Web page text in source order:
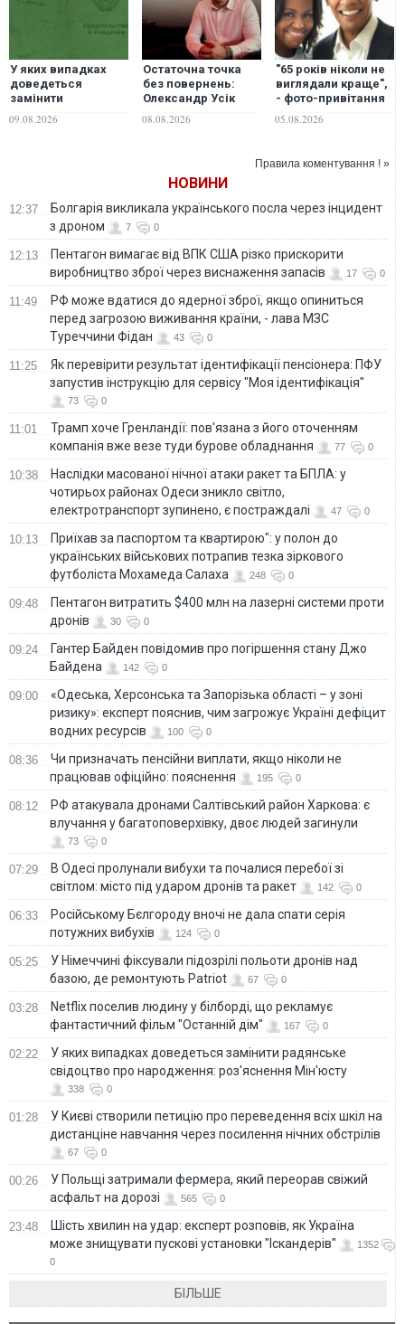
У яких випадках
доведеться
замінити
радянське
свідоцтво про
09.08.2026
Остаточна точка
без повернень:
Олександр Усік
анонсував свій
прощальний
08.08.2026
"65 років ніколи не
виглядали краще",
- фото-привітання
Мішель Обами до
дня народження
США зібрало майже
мільйон лайків
05.08.2026
Правила коментування ! »
НОВИНИ
12:37
Болгарія викликала українського посла через інцидент
з дроном
7 0
12:13
Пентагон вимагає від ВПК США різко прискорити
виробництво зброї через виснаження запасів
17 0
11:49
РФ може вдатися до ядерної зброї, якщо опиниться
перед загрозою виживання країни, - лава МЗС
Туреччини Фідан
43 0
11:25
Як перевірити результат ідентифікації пенсіонера: ПФУ
запустив інструкцію для сервісу "Моя ідентифікація"
73 0
11:01
Трамп хоче Гренландії: пов'язана з його оточенням
компанія вже везе туди бурове обладнання
77 0
10:38
Наслідки масованої нічної атаки ракет та БПЛА: у
чотирьох районах Одеси зникло світло,
електротранспорт зупинено, є постраждалі
47 0
10:13
Приїхав за паспортом та квартирою": у полон до
українських військових потрапив тезка зіркового
футболіста Мохамеда Салаха
248 0
09:48
Пентагон витратить $400 млн на лазерні системи проти
дронів
30 0
09:24
Гантер Байден повідомив про погіршення стану Джо
Байдена
142 0
09:00
«Одеська, Херсонська та Запорізька області – у зоні
ризику»: експерт пояснив, чим загрожує Україні дефіцит
водних ресурсів
100 0
08:36
Чи призначать пенсійни виплати, якщо ніколи не
працював офіційно: пояснення
195 0
08:12
РФ атакувала дронами Салтівський район Харкова: є
влучання у багатоповерхівку, двоє людей загинули
73 0
07:29
В Одесі пролунали вибухи та почалися перебої зі
світлом: місто під ударом дронів та ракет
142 0
06:33
Російському Бєлгороду вночі не дала спати серія
потужних вибухів
124 0
05:25
У Німеччині фіксували підозрілі польоти дронів над
базою, де ремонтують Patriot
67 0
03:28
Netflix поселив людину у білборді, що рекламує
фантастичний фільм "Останній дім"
167 0
02:22
У яких випадках доведеться замінити радянське
свідоцтво про народження: роз'яснення Мін'юсту
338 0
01:28
У Києві створили петицію про переведення всіх шкіл на
дистанціне навчання через посилення нічних обстрілів
67 0
00:26
У Польщі затримали фермера, який переорав свіжий
асфальт на дорозі
565 0
23:48
Шість хвилин на удар: експерт розповів, як Україна
може знищувати пускові установки "Іскандерів"
1352
0
БІЛЬШЕ